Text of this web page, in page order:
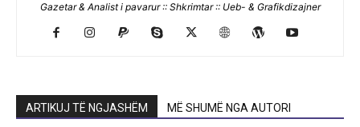
Gazetar & Analist i pavarur :: Shkrimtar :: Ueb- & Grafikdizajner
ARTIKUJ TË NGJASHËM MË SHUMË NGA AUTORI